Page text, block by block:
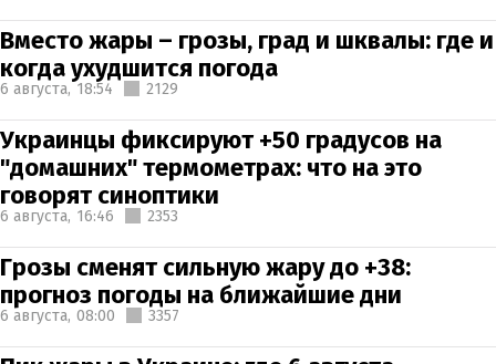
Вместо жары – грозы, град и шквалы: где и
когда ухудшится погода
6 августа, 18:54 2129
Украинцы фиксируют +50 градусов на
"домашних" термометрах: что на это
говорят синоптики
6 августа, 16:46 2353
Грозы сменят сильную жару до +38:
прогноз погоды на ближайшие дни
6 августа, 08:00 3357